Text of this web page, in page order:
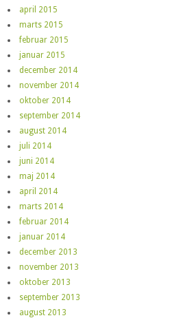
april 2015
marts 2015
februar 2015
januar 2015
december 2014
november 2014
oktober 2014
september 2014
august 2014
juli 2014
juni 2014
maj 2014
april 2014
marts 2014
februar 2014
januar 2014
december 2013
november 2013
oktober 2013
september 2013
august 2013